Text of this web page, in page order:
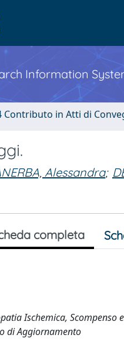
Information
Contributo in Atti di
Alessandra;
completa
Ischemica,
di Aggiornamento